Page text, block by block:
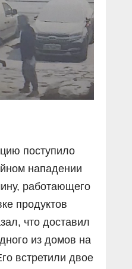
поступило
нападении
работающего
продуктов
что доставил
из домов на
встретили двое